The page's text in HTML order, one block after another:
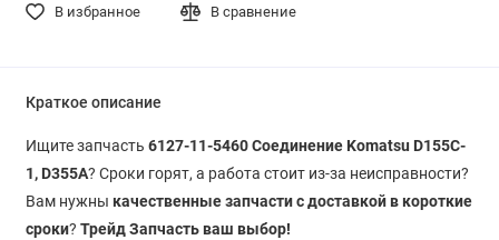
В избранное В сравнение
Краткое описание
Ищите запчасть 6127-11-5460 Соединение Komatsu D155C-
1, D355A? Сроки горят, а работа стоит из-за неисправности?
Вам нужны качественные запчасти с доставкой в короткие
сроки? Трейд Запчасть ваш выбор!